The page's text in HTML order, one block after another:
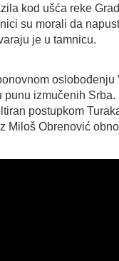
kod ušća reke
su morali da
je u tamnicu.
punu izmučenih
postupkom
Miloš Obrenović